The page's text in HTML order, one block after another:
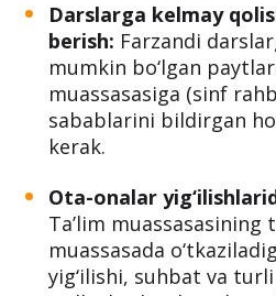
Darslarga kelmay
berish: Farzandi
mumkin bo‘lgan
muassasasiga (sinf
sabablarini bildirgan
kerak.
Ota-onalar
Ta’lim muassasasining
muassasada
yig‘ilishi, suhbat va turli